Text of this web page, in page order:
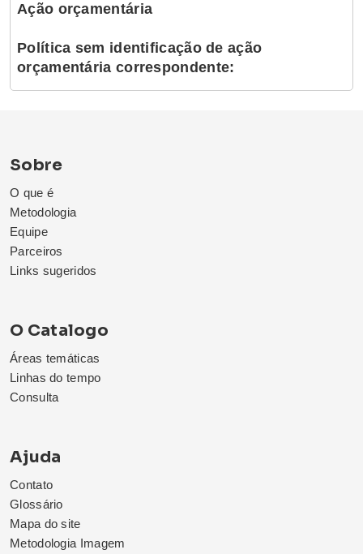
Ação orçamentária
Política sem identificação de ação
orçamentária correspondente:
Sobre
O que é
Metodologia
Equipe
Parceiros
Links sugeridos
O Catalogo
Áreas temáticas
Linhas do tempo
Consulta
Ajuda
Contato
Glossário
Mapa do site
Metodologia Imagem